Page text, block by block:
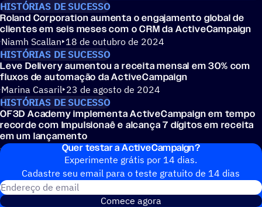
HISTÓRIAS DE SUCESSO
Roland Corporation aumenta o engajamento global de
clientes em seis meses com o CRM da ActiveCampaign
Niamh Scallan 18 de outubro de 2024
HISTÓRIAS DE SUCESSO
Leve Delivery aumentou a receita mensal em 30% com
fluxos de automação da ActiveCampaign
Marina Casaril 23 de agosto de 2024
HISTÓRIAS DE SUCESSO
OF3D Academy implementa ActiveCampaign em tempo
recorde com Impulsionaê e alcança 7 dígitos em receita
em um lançamento
ActiveCampaign 26 de julho de 2024
Quer testar a ActiveCampaign?
Experimente grátis por 14 dias.
Cadastre seu email para o teste gratuito de 14 dias
Comece agora